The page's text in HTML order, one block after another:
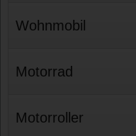
Wohnmobil
Motorrad
Motorroller